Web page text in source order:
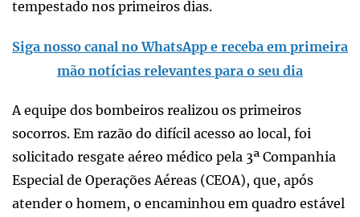
tempestado nos primeiros dias.
Siga nosso canal no WhatsApp e receba em primeira
mão notícias relevantes para o seu dia
A equipe dos bombeiros realizou os primeiros
socorros. Em razão do difícil acesso ao local, foi
solicitado resgate aéreo médico pela 3ª Companhia
Especial de Operações Aéreas (CEOA), que, após
atender o homem, o encaminhou em quadro estável